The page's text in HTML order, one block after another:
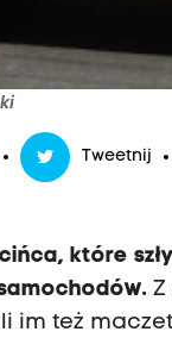
Tweetnij
które
Z
im też